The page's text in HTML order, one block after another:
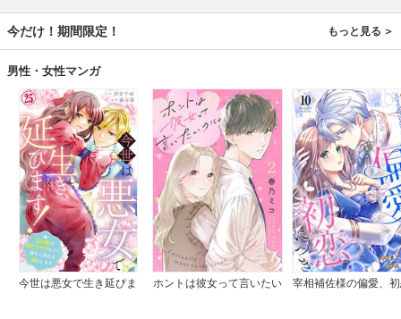
今だけ！期間限定！ もっと見る
男性・女性マンガ
今世は悪女で生き延びま
ホントは彼女って言いたい
宰相補佐様の偏愛、